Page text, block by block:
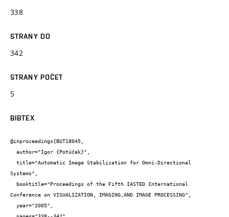
338
STRANY DO
342
STRANY POČET
5
BIBTEX
@inproceedings{BUT18045,
Systems",
Conference on VISUALIZATION, IMAGING,AND IMAGE PROCESSING",